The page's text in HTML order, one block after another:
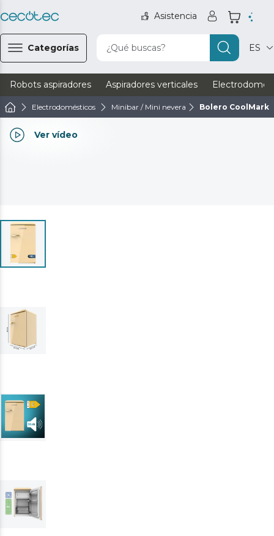
Asistencia
Categorías ¿Qué buscas? ES
Robots aspiradores Aspiradores verticales
Electrodomésticos Minibar / Mini nevera Bolero
Ver vídeo